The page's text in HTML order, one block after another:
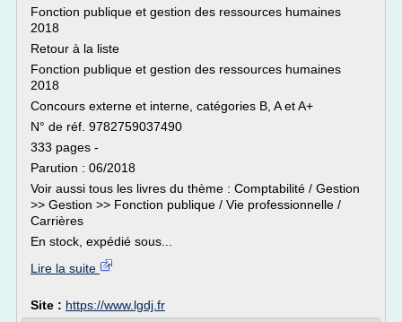
Fonction publique et gestion des ressources humaines
2018
Retour à la liste
Fonction publique et gestion des ressources humaines
2018
Concours externe et interne, catégories B, A et A+
N° de réf. 9782759037490
333 pages -
Parution : 06/2018
Voir aussi tous les livres du thème : Comptabilité / Gestion
>> Gestion >> Fonction publique / Vie professionnelle /
Carrières
En stock, expédié sous...
Lire la suite
Site : https://www.lgdj.fr